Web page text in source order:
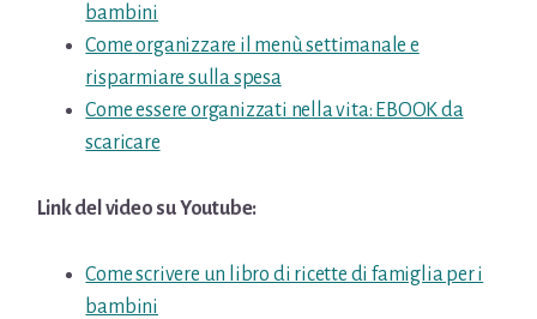
bambini
Come organizzare il menù settimanale e
risparmiare sulla spesa
Come essere organizzati nella vita: EBOOK da
scaricare
Link del video su Youtube:
Come scrivere un libro di ricette di famiglia per i
bambini